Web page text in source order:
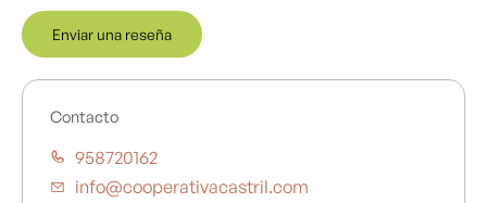
Enviar una reseña
Contacto
958720162
info@cooperativacastril.com